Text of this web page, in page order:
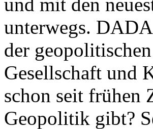
und mit den
unterwegs.
der
Gesellschaft und
schon seit frühen
Geopolitik gibt?